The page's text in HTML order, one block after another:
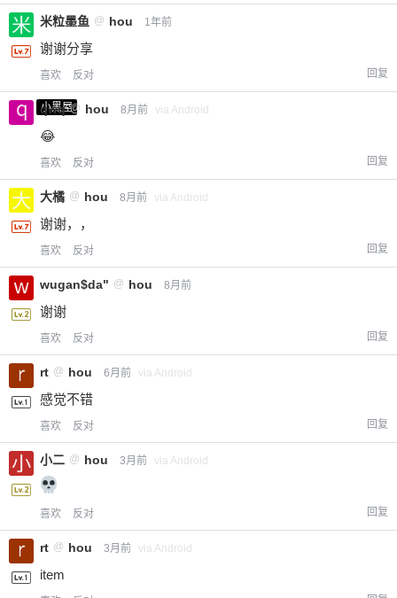
米粒墨鱼 @ hou 1年前
谢谢分享
喜欢 反对 回复
小黑屋
qwq @ hou 8月前 via Android
😂
喜欢 反对 回复
大橘 @ hou 8月前 via Android
谢谢，，
喜欢 反对 回复
wugan$da" @ hou 8月前
谢谢
喜欢 反对 回复
rt @ hou 6月前 via Android
感觉不错
喜欢 反对 回复
小二 @ hou 3月前 via Android
喜欢 反对 回复
rt @ hou 3月前 via Android
item